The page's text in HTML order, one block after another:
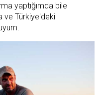
yaptığımda bile
ve Türkiye'deki